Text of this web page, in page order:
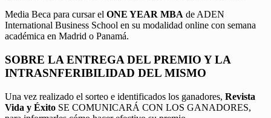
Media Beca para cursar el ONE YEAR MBA de ADEN
International Business School en su modalidad online con semana
académica en Madrid o Panamá.
SOBRE LA ENTREGA DEL PREMIO Y LA
INTRASNFERIBILIDAD DEL MISMO
Una vez realizado el sorteo e identificados los ganadores, Revista
Vida y Éxito SE COMUNICARÁ CON LOS GANADORES,